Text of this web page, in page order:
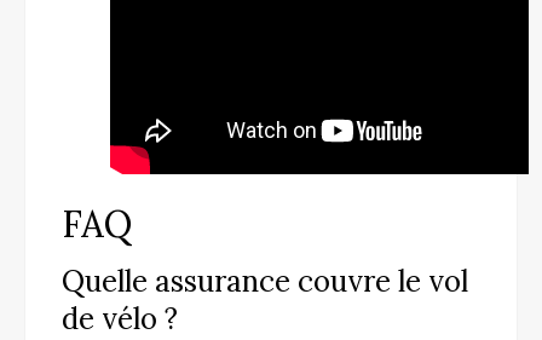
FAQ
Quelle assurance couvre le vol
de vélo ?